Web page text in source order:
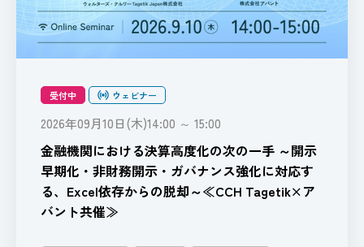
受付中 ウェビナー
2026年09月10日(木)14:00 ～ 15:00
金融機関における決算高度化の次の一手 ～開示
早期化・非財務開示・ガバナンス強化に対応す
る、Excel依存からの脱却～≪CCH Tagetik×ア
バント共催≫